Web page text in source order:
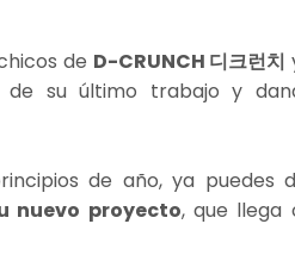
de D-CRUNCH 디크런치
de su último trabajo y
de año, ya puedes
nuevo proyecto, que llega